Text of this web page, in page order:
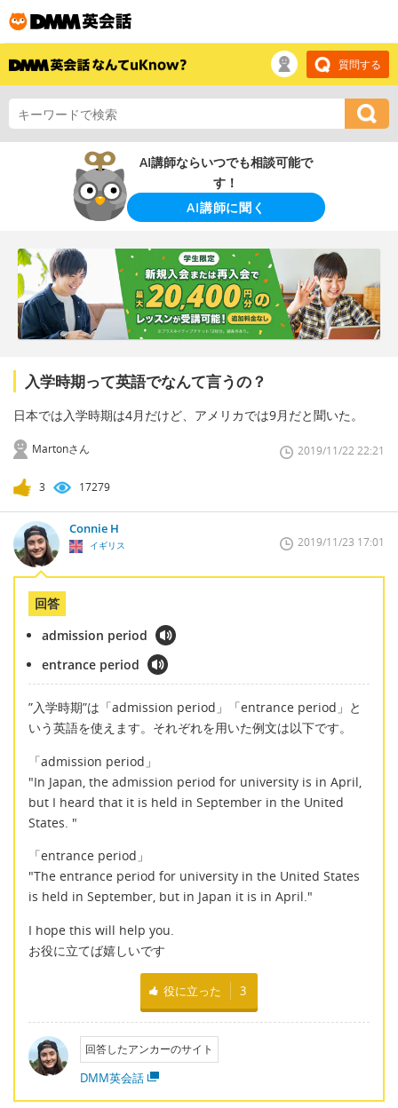
質問する
AI講師ならいつでも相談可能で
す！
AI講師に聞く
入学時期って英語でなんて言うの？
日本では入学時期は4月だけど、アメリカでは9月だと聞いた。
Martonさん 2019/11/22 22:21
3 17279
Connie H
イギリス 2019/11/23 17:01
回答
admission period
entrance period
”入学時期”は「admission period」「entrance period」と
いう英語を使えます。それぞれを用いた例文は以下です。
「admission period」
"In Japan, the admission period for university is in April,
but I heard that it is held in September in the United
States. "
「entrance period」
"The entrance period for university in the United States
is held in September, but in Japan it is in April."
I hope this will help you.
お役に立てば嬉しいです
役に立った 3
回答したアンカーのサイト
DMM英会話